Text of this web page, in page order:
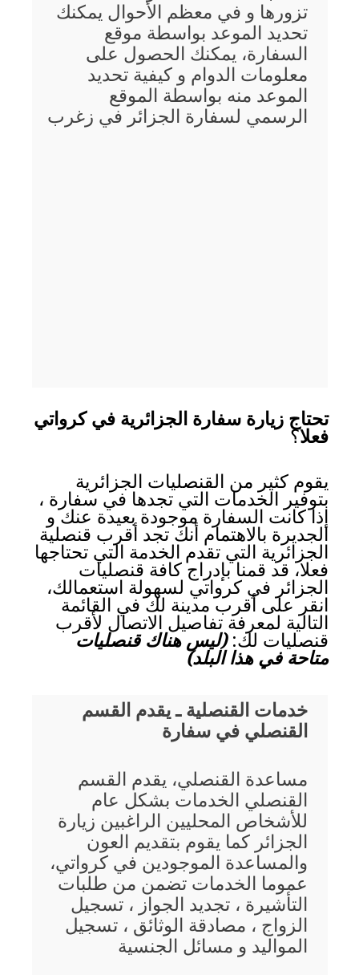
تزورها و في معظم الأحوال يمكنك
تحديد الموعد بواسطة موقع
السفارة، يمكنك الحصول على
معلومات الدوام و كيفية تحديد
الموعد منه بواسطة الموقع
الرسمي لسفارة الجزائر في زغرب
تحتاج زيارة سفارة الجزائرية في كرواتي
فعلا؟
يقوم كثير من القنصليات الجزائرية
بتوفير الخدمات التي تجدها في سفارة ،
إذا كانت السفارة موجودة بعيدة عنك و
الجديرة بالاهتمام أنك تجد أقرب قنصلية
الجزائرية التي تقدم الخدمة التي تحتاجها
فعلا، قد قمنا بإدراج كافة قنصليات
الجزائر في كرواتي لسهولة استعمالك،
انقر على أقرب مدينة لك في القائمة
التالية لمعرفة تفاصيل الاتصال لأقرب
قنصليات لك:(ليس هناك قنصليات
متاحة في هذا البلد)
خدمات القنصلية ـ يقدم القسم
القنصلي في سفارة
مساعدة القنصلي، يقدم القسم
القنصلي الخدمات بشكل عام
للأشخاص المحليين الراغبين زيارة
الجزائر كما يقوم بتقديم العون
والمساعدة الموجودين في كرواتي،
عموما الخدمات تضمن من طلبات
التأشيرة ، تجديد الجواز ، تسجيل
الزواج ، مصادقة الوثائق ، تسجيل
المواليد و مسائل الجنسية